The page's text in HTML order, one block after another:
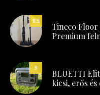
8.5
Tineco Floor
Premium
9
BLUETTI
kicsi, erős